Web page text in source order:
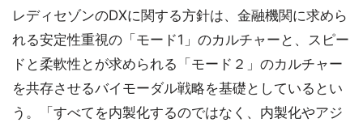
レディセゾンのDXに関する方針は、金融機関に求めら
れる安定性重視の「モード1」のカルチャーと、スピー
ドと柔軟性とが求められる「モード２」のカルチャー
を共存させるバイモーダル戦略を基礎としているとい
う。「すべてを内製化するのではなく、内製化やアジ